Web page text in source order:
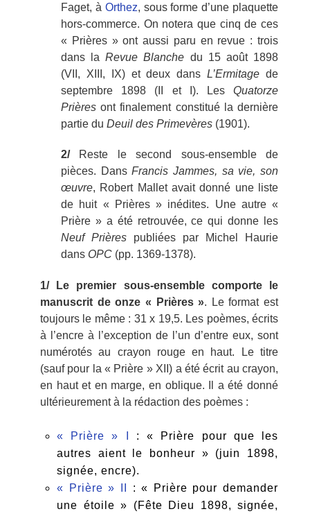
Faget, à Orthez, sous forme d’une plaquette
hors-commerce. On notera que cinq de ces
« Prières » ont aussi paru en revue : trois
dans laRevue Blanche du 15 août 1898
(VII, XIII, IX) et deux dansL’Ermitage de
septembre 1898 (II et I). LesQuatorze
Prières ont finalement constitué la dernière
partie du Deuil des Primevères (1901).
2/Reste le second sous-ensemble de
pièces. DansFrancis Jammes, sa vie, son
œuvre, Robert Mallet avait donné une liste
de huit « Prières » inédites. Une autre «
Prière » a été retrouvée, ce qui donne les
Neuf Prières publiées par Michel Haurie
dans OPC (pp. 1369-1378).
1/ Le premier sous-ensemble comporte le
manuscrit de onze « Prières ». Le format est
toujours le même : 31 x 19,5. Les poèmes, écrits
à l’encre à l’exception de l’un d’entre eux, sont
numérotés au crayon rouge en haut. Le titre
(sauf pour la « Prière » XII) a été écrit au crayon,
en haut et en marge, en oblique. Il a été donné
ultérieurement à la rédaction des poèmes :
« Prière » I
: « Prière pour que les
autres aient le bonheur » (juin 1898,
signée, encre).
« Prière » II
: « Prière pour demander
une étoile » (Fête Dieu 1898, signée,